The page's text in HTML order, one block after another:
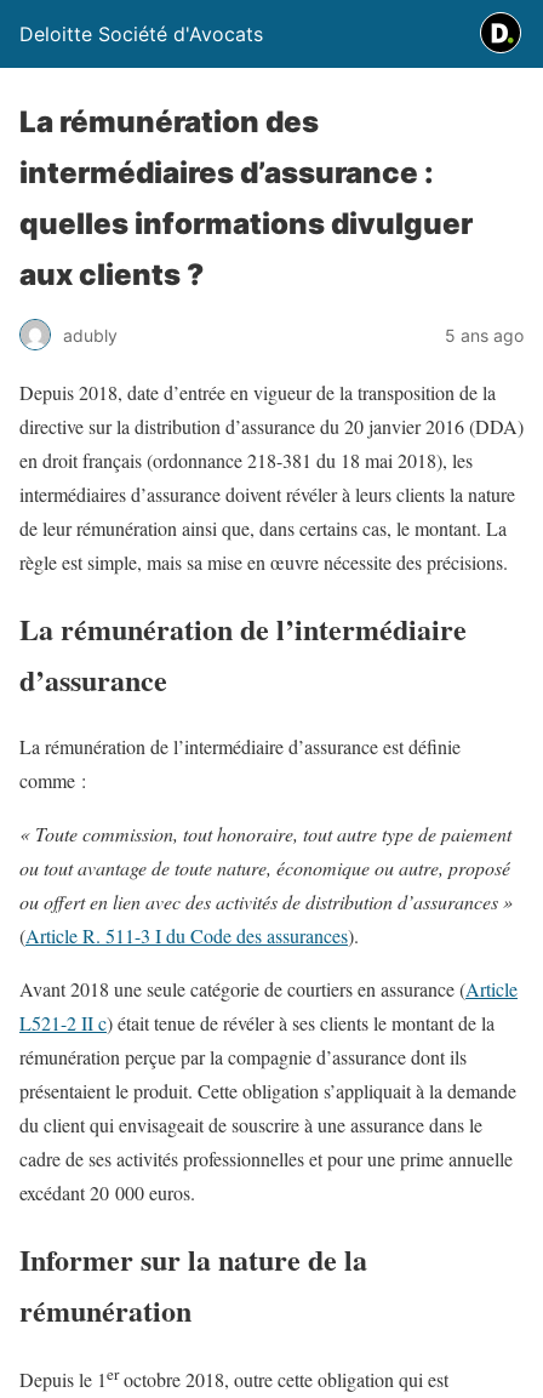
Deloitte Société d'Avocats
La rémunération des
intermédiaires d’assurance :
quelles informations divulguer
aux clients ?
adubly 5 ans ago
Depuis 2018, date d’entrée en vigueur de la transposition de la
directive sur la distribution d’assurance du 20 janvier 2016 (DDA)
en droit français (ordonnance 218-381 du 18 mai 2018), les
intermédiaires d’assurance doivent révéler à leurs clients la nature
de leur rémunération ainsi que, dans certains cas, le montant. La
règle est simple, mais sa mise en œuvre nécessite des précisions.
La rémunération de l’intermédiaire
d’assurance
La rémunération de l’intermédiaire d’assurance est définie
comme :
« Toute commission, tout honoraire, tout autre type de paiement
ou tout avantage de toute nature, économique ou autre, proposé
ou offert en lien avec des activités de distribution d’assurances »
(Article R. 511-3 I du Code des assurances).
Avant 2018 une seule catégorie de courtiers en assurance (Article
L521-2 II c) était tenue de révéler à ses clients le montant de la
rémunération perçue par la compagnie d’assurance dont ils
présentaient le produit. Cette obligation s’appliquait à la demande
du client qui envisageait de souscrire à une assurance dans le
cadre de ses activités professionnelles et pour une prime annuelle
excédant 20 000 euros.
Informer sur la nature de la
rémunération
Depuis le 1eroctobre 2018, outre cette obligation qui est